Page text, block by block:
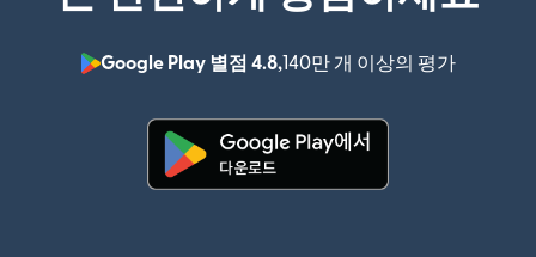
Google Play 별점 4.8,140만 개 이상의 평가